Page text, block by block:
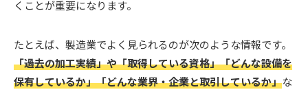
くことが重要になります。
たとえば、製造業でよく見られるのが次のような情報です。
「過去の加工実績」や「取得している資格」「どんな設備を
保有しているか」「どんな業界・企業と取引しているか」な